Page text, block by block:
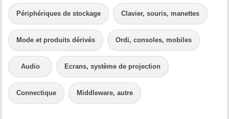
Périphériques de stockage Clavier, souris, manettes
Mode et produits dérivés Ordi, consoles, mobiles
Audio Ecrans, système de projection
Connectique Middleware, autre